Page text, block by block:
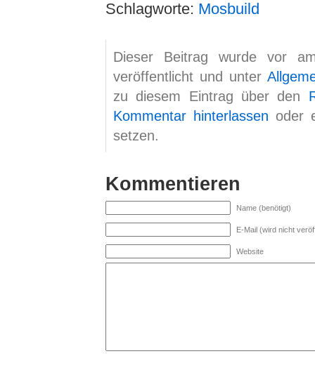
Schlagworte: Mosbuild
Dieser Beitrag wurde vor
veröffentlicht und unter
zu diesem Eintrag über den
Kommentar hinterlassen oder
setzen.
Kommentieren
Name (benötigt)
E-Mail (wird nicht
Website